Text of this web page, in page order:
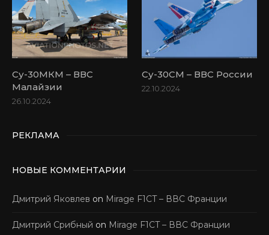
Су-30МКМ – ВВС
Малайзии
26.10.2024
Су-30СМ – ВВС России
22.10.2024
РЕКЛАМА
НОВЫЕ КОММЕНТАРИИ
Дмитрий Яковлев on Mirage F1CT – ВВС Франции
Дмитрий Срибный on Mirage F1CT – ВВС Франции